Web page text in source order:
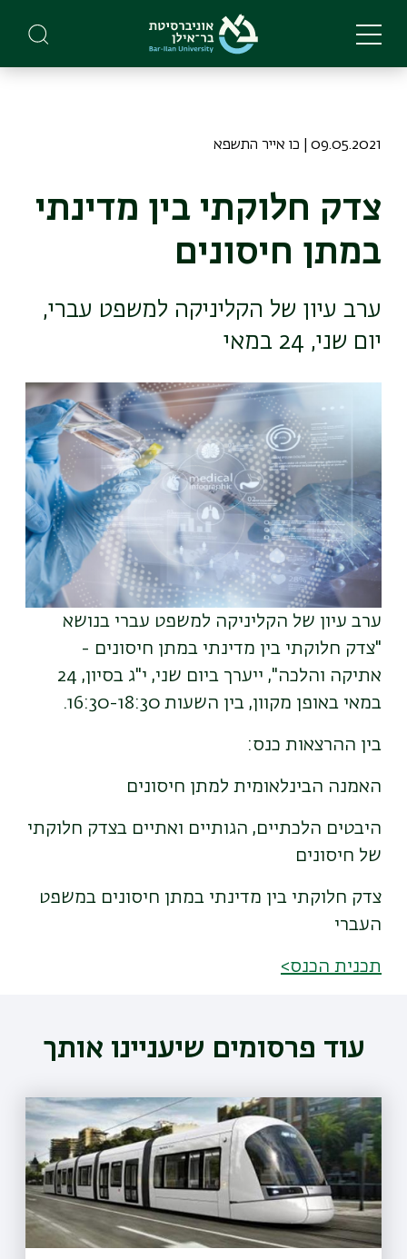
main
09.05.2021 | כו אייר התשפא
צדק חלוקתי בין מדינתי
במתן חיסונים
ערב עיון של הקליניקה למשפט עברי,
יום שני, 24 במאי
ערב עיון של הקליניקה למשפט עברי בנושא
"צדק חלוקתי בין מדינתי במתן חיסונים -
אתיקה והלכה", ייערך ביום שני, י"ג בסיון, 24
במאי באופן מקוון, בין השעות 16:30-18:30.
בין ההרצאות כנס:
האמנה הבינלאומית למתן חיסונים
היבטים הלכתיים, הגותיים ואתיים בצדק חלוקתי
של חיסונים
צדק חלוקתי בין מדינתי במתן חיסונים במשפט
העברי
תכנית הכנס>
עוד פרסומים שיעניינו אותך